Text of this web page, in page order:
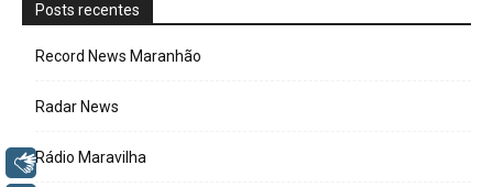
Posts recentes
Record News Maranhão
Radar News
Rádio Maravilha
Libras